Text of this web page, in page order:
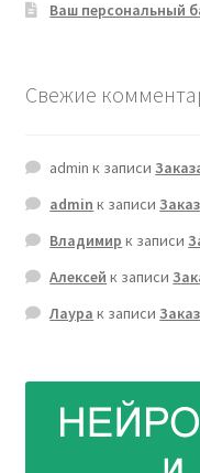
Ваш персональный
Свежие
admin к записи
admin к записи
Владимир к записи
Алексей к записи
Лаура к записи